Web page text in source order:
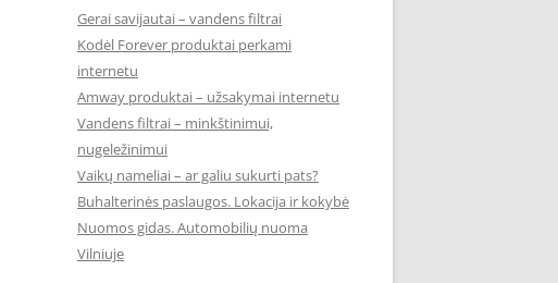
Gerai savijautai – vandens filtrai
Kodėl Forever produktai perkami
internetu
Amway produktai – užsakymai internetu
Vandens filtrai – minkštinimui,
nugeležinimui
Vaikų nameliai – ar galiu sukurti pats?
Buhalterinės paslaugos. Lokacija ir kokybė
Nuomos gidas. Automobilių nuoma
Vilniuje